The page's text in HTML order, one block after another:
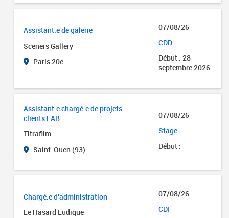
Assistant.e de galerie
Sceners Gallery
Paris 20e
07/08/26
CDD
Début : 28
septembre 2026
Assistant.e chargé.e de projets
clients LAB
Titrafilm
Saint-Ouen (93)
07/08/26
Stage
Début :
Chargé.e d'administration
Le Hasard Ludique
07/08/26
CDI